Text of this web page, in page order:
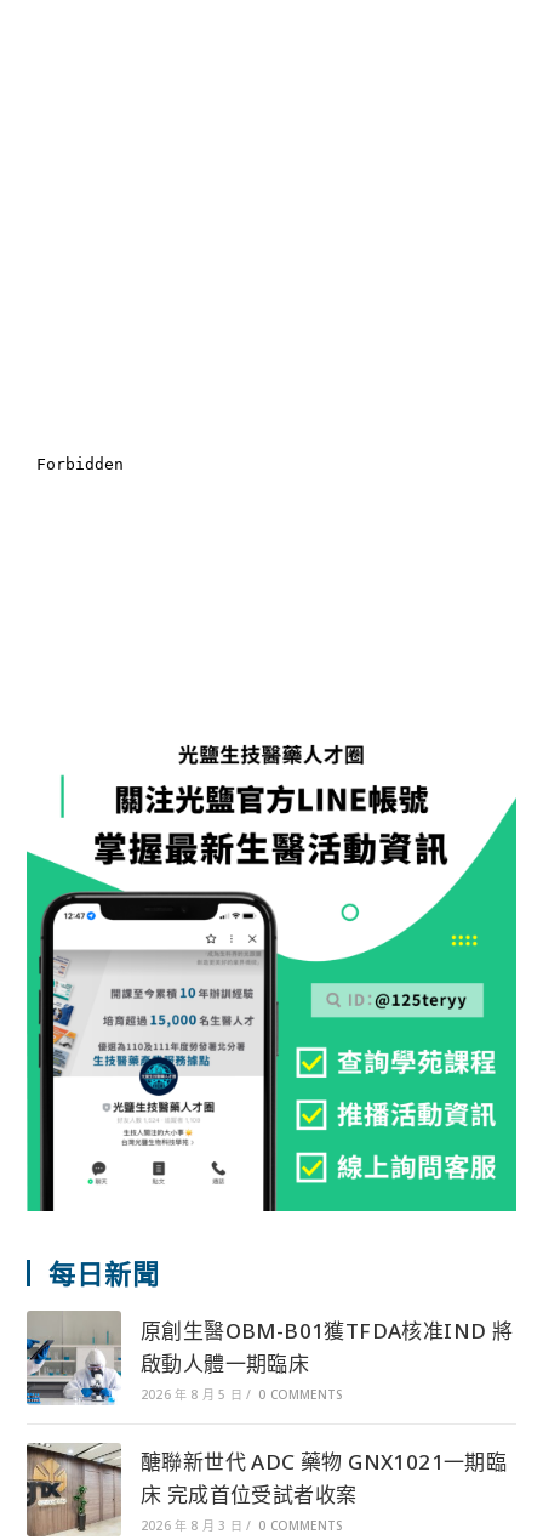
每日新聞
原創生醫OBM-B01獲TFDA核准IND 將
啟動人體一期臨床
2026 年 8 月 5 日 / 0 COMMENTS
醣聯新世代 ADC 藥物 GNX1021一期臨
床 完成首位受試者收案
2026 年 8 月 3 日 / 0 COMMENTS